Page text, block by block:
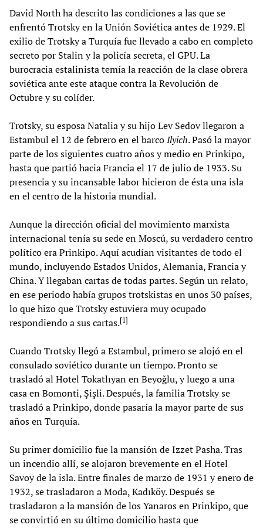
David North ha descrito las condiciones a las que se
enfrentó Trotsky en la Unión Soviética antes de 1929. El
exilio de Trotsky a Turquía fue llevado a cabo en completo
secreto por Stalin y la policía secreta, el GPU. La
burocracia estalinista temía la reacción de la clase obrera
soviética ante este ataque contra la Revolución de
Octubre y su colíder.
Trotsky, su esposa Natalia y su hijo Lev Sedov llegaron a
Estambul el 12 de febrero en el barcoIlyich. Pasó la mayor
parte de los siguientes cuatro años y medio en Prinkipo,
hasta que partió hacia Francia el 17 de julio de 1933. Su
presencia y su incansable labor hicieron de ésta una isla
en el centro de la historia mundial.
Aunque la dirección oficial del movimiento marxista
internacional tenía su sede en Moscú, su verdadero centro
político era Prinkipo. Aquí acudían visitantes de todo el
mundo, incluyendo Estados Unidos, Alemania, Francia y
China. Y llegaban cartas de todas partes. Según un relato,
en ese periodo había grupos trotskistas en unos 30 países,
lo que hizo que Trotsky estuviera muy ocupado
respondiendo a sus cartas.[1]
Cuando Trotsky llegó a Estambul, primero se alojó en el
consulado soviético durante un tiempo. Pronto se
trasladó al Hotel Tokatlıyan en Beyoğlu, y luego a una
casa en Bomonti, Şişli. Después, la familia Trotsky se
trasladó a Prinkipo, donde pasaría la mayor parte de sus
años en Turquía.
Su primer domicilio fue la mansión de Izzet Pasha. Tras
un incendio allí, se alojaron brevemente en el Hotel
Savoy de la isla. Entre finales de marzo de 1931 y enero de
1932, se trasladaron a Moda, Kadıköy. Después se
trasladaron a la mansión de los Yanaros en Prinkipo, que
se convirtió en su último domicilio hasta que